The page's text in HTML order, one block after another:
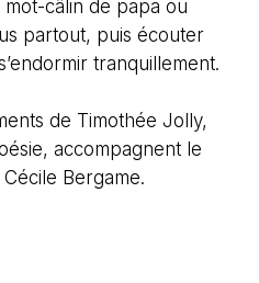
câlin de papa ou
partout, puis écouter
tranquillement.
de Timothée Jolly,
accompagnent le
Bergame.